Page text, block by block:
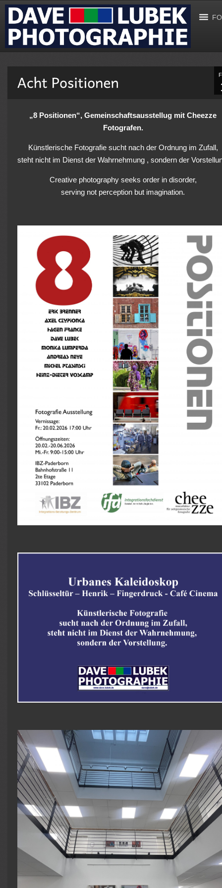
„8 Positionen“, Gemeinschaftsausstellug mit Cheezze
Fotografen.
Künstlerische Fotografie sucht nach der Ordnung im Zufall,
steht nicht im Dienst der Wahrnehmung , sondern der
Creative photography seeks order in disorder,
serving not perception but imagination.